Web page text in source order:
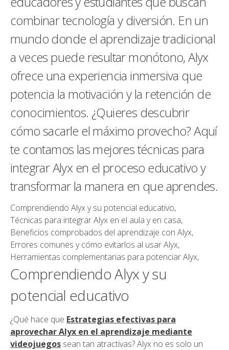
combinar tecnología y diversión. En un
mundo donde el aprendizaje tradicional
a veces puede resultar monótono, Alyx
ofrece una experiencia inmersiva que
potencia la motivación y la retención de
conocimientos. ¿Quieres descubrir
cómo sacarle el máximo provecho? Aquí
te contamos las mejores técnicas para
integrar Alyx en el proceso educativo y
transformar la manera en que aprendes.
Comprendiendo Alyx y su potencial educativo,
Técnicas para integrar Alyx en el aula y en casa,
Beneficios comprobados del aprendizaje con Alyx,
Errores comunes y cómo evitarlos al usar Alyx,
Herramientas complementarias para potenciar Alyx,
Comprendiendo Alyx y su
potencial educativo
¿Qué hace que Estrategias efectivas para
aprovechar Alyx en el aprendizaje mediante
videojuegos sean tan atractivas? Alyx no es solo un